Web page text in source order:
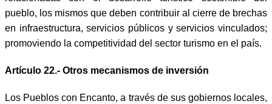
pueblo, los mismos que deben contribuir al cierre de brechas
en infraestructura, servicios públicos y servicios vinculados;
promoviendo la competitividad del sector turismo en el país.
Artículo 22.- Otros mecanismos de inversión
Los Pueblos con Encanto, a través de sus gobiernos locales,